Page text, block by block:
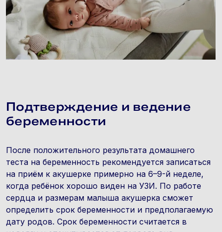
Подтверждение и ведение
беременности
После положительного результата домашнего
теста на беременность рекомендуется записаться
на приём к акушерке примерно на 6–9-й неделе,
когда ребёнок хорошо виден на УЗИ. По работе
сердца и размерам малыша акушерка сможет
определить срок беременности и предполагаемую
дату родов. Срок беременности считается в